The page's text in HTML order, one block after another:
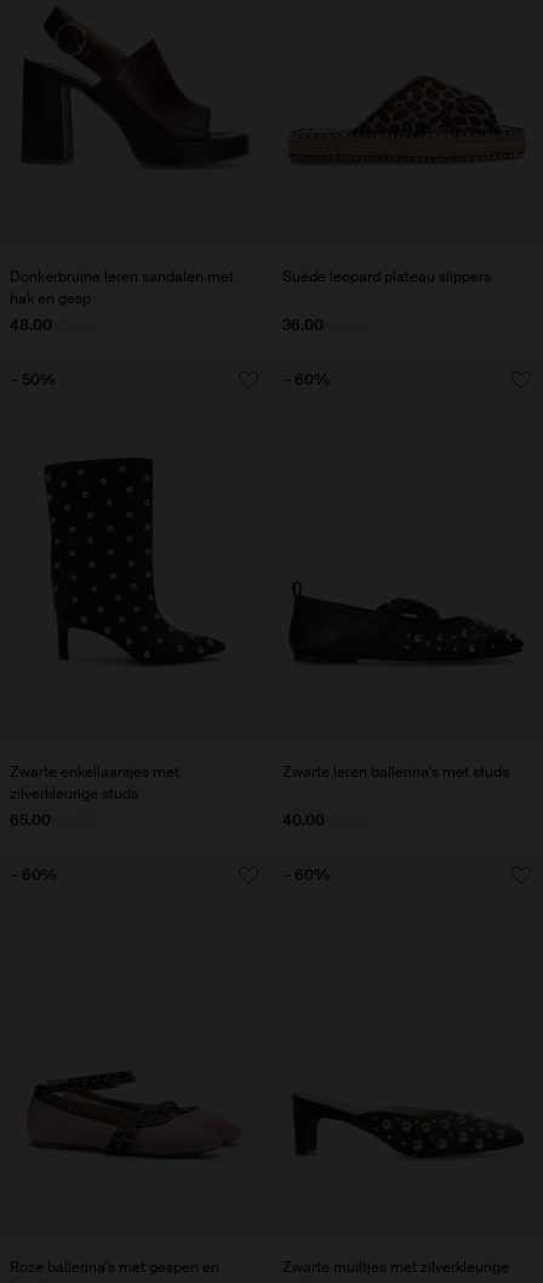
Donkerbruine leren sandalen met
hak en gesp
48.00
Suède leopard plateau slippers
36.00
Zwarte enkellaarsjes met
zilverkleurige studs
65.00
- 50%
Zwarte leren ballerina's met studs
40.00
- 60%
Roze ballerina's met gespen en
- 60%
Zwarte muiltjes met zilverkleurige
- 60%